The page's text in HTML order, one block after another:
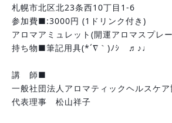
札幌市北区北23条西10丁目1-6
参加費■:3000円 (1ドリンク付き)
アロマアミュレット(開運アロマスプレ
持ち物■筆記用具(*´∇｀)ﾉｼ　♬♪♩
講　師■
一般社団法人アロマティックヘルスケア
代表理事　松山祥子